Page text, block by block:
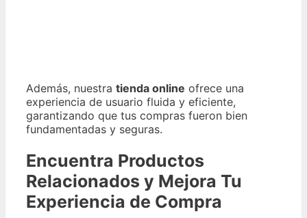
Además, nuestra tienda online ofrece una
experiencia de usuario fluida y eficiente,
garantizando que tus compras fueron bien
fundamentadas y seguras.
Encuentra Productos
Relacionados y Mejora Tu
Experiencia de Compra